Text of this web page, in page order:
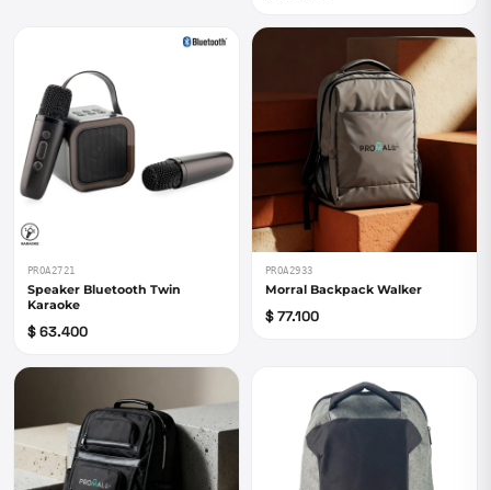
PROA2721
Speaker Bluetooth Twin
Karaoke
$ 63.400
PROA2933
Morral Backpack Walker
$ 77.100